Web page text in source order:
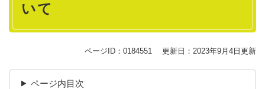
いて
ページID：0184551 更新日：2023年9月4日更新
ページ内目次